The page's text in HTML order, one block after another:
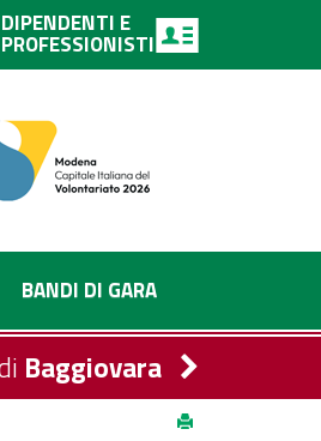
DIPENDENTI E
PROFESSIONISTI
BANDI DI GARA
Baggiovara